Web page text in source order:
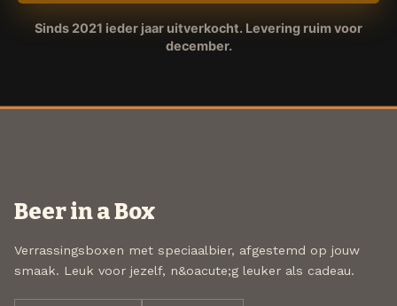
Sinds 2021 ieder jaar uitverkocht. Levering ruim voor
december.
Beer in a Box
Verrassingsboxen met speciaalbier, afgestemd op jouw
smaak. Leuk voor jezelf, n&oacute;g leuker als cadeau.